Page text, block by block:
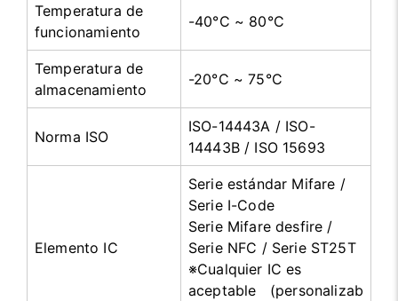
Temperatura de
funcionamiento
-40°C ~ 80°C
Temperatura de
almacenamiento
-20°C ~ 75°C
Norma ISO
ISO-14443A / ISO-
14443B / ISO 15693
Elemento IC
Serie estándar Mifare /
Serie I-Code
Serie Mifare desfire /
Serie NFC / Serie ST25T
※Cualquier IC es
aceptable (personalizab